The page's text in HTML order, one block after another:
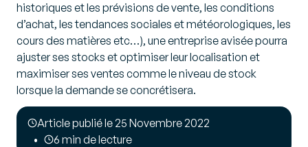
historiques et les prévisions de vente, les conditions
d’achat, les tendances sociales et météorologiques, les
cours des matières etc…), une entreprise avisée pourra
ajuster ses stocks et optimiser leur localisation et
maximiser ses ventes comme le niveau de stock
lorsque la demande se concrétisera.
Article publié le 25 Novembre 2022
6 min de lecture